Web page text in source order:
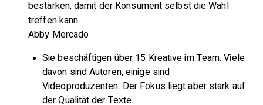
bestärken, damit der Konsument selbst die Wahl
treffen kann.
Abby Mercado
Sie beschäftigen über 15 Kreative im Team. Viele
davon sind Autoren, einige sind
Videoproduzenten. Der Fokus liegt aber stark auf
der Qualität der Texte.